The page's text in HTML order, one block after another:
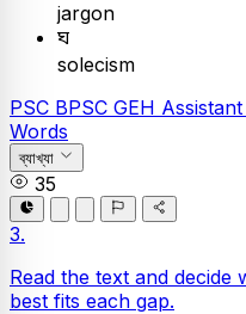
jargon
ঘ
solecism
PSC BPSC GEH
Words
ব্যাখ্যা
35
3.
Read the text and
best fits each gap.